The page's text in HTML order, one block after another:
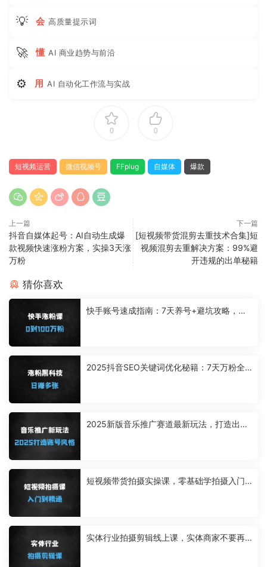
💡 会 高质量提示词
🚀 懂 AI 商业趋势与前沿
⚙ 用 AI 自动化工作流与实战
0 0
短视频运营 微信视频号 FFplug 自媒体 爆款
上一篇
抖音自媒体起号：AI自动生成爆
款视频快速涨粉方案，实操3天涨
万粉
下一篇
[短视频带货混剪去重技术合集]短
视频混剪去重解决方案：99%避
开违规的出单秘籍
猜你喜欢
快手账号速成指南：7天养号+避坑攻略，手
2025抖音SEO关键词优化秘籍：7天万粉全
2025新版音乐推广赛道最新玩法，打造出自
短视频带货拍摄实操课，零基础学拍摄入门
实体行业拍摄剪辑线上课，实体商家不要再